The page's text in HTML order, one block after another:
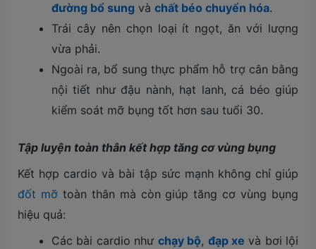
đường bổ sung và chất béo chuyển hóa.
Trái cây nên chọn loại ít ngọt, ăn với lượng
vừa phải.
Ngoài ra, bổ sung thực phẩm hỗ trợ cân bằng
nội tiết như đậu nành, hạt lanh, cá béo giúp
kiểm soát mỡ bụng tốt hơn sau tuổi 30.
Tập luyện toàn thân kết hợp tăng cơ vùng bụng
Kết hợp cardio và bài tập sức mạnh không chỉ giúp
đốt mỡtoàn thân mà còn giúp tăng cơ vùng bụng
hiệu quả:
Các bài cardio như chạy bộ, đạp xe và bơi lội